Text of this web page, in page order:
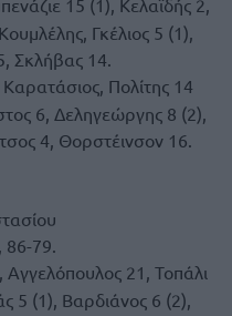
15 (1), Κελαϊδής 2,
Γκέλιος 5 (1),
Σκλήβας 14.
Καρατάσιος, Πολίτης 14
6, Δεληγεώργης 8 (2),
4, Θορστέινσον 16.
86-79.
Αγγελόπουλος 21, Τοπάλι
5 (1), Βαρδιάνος 6 (2),